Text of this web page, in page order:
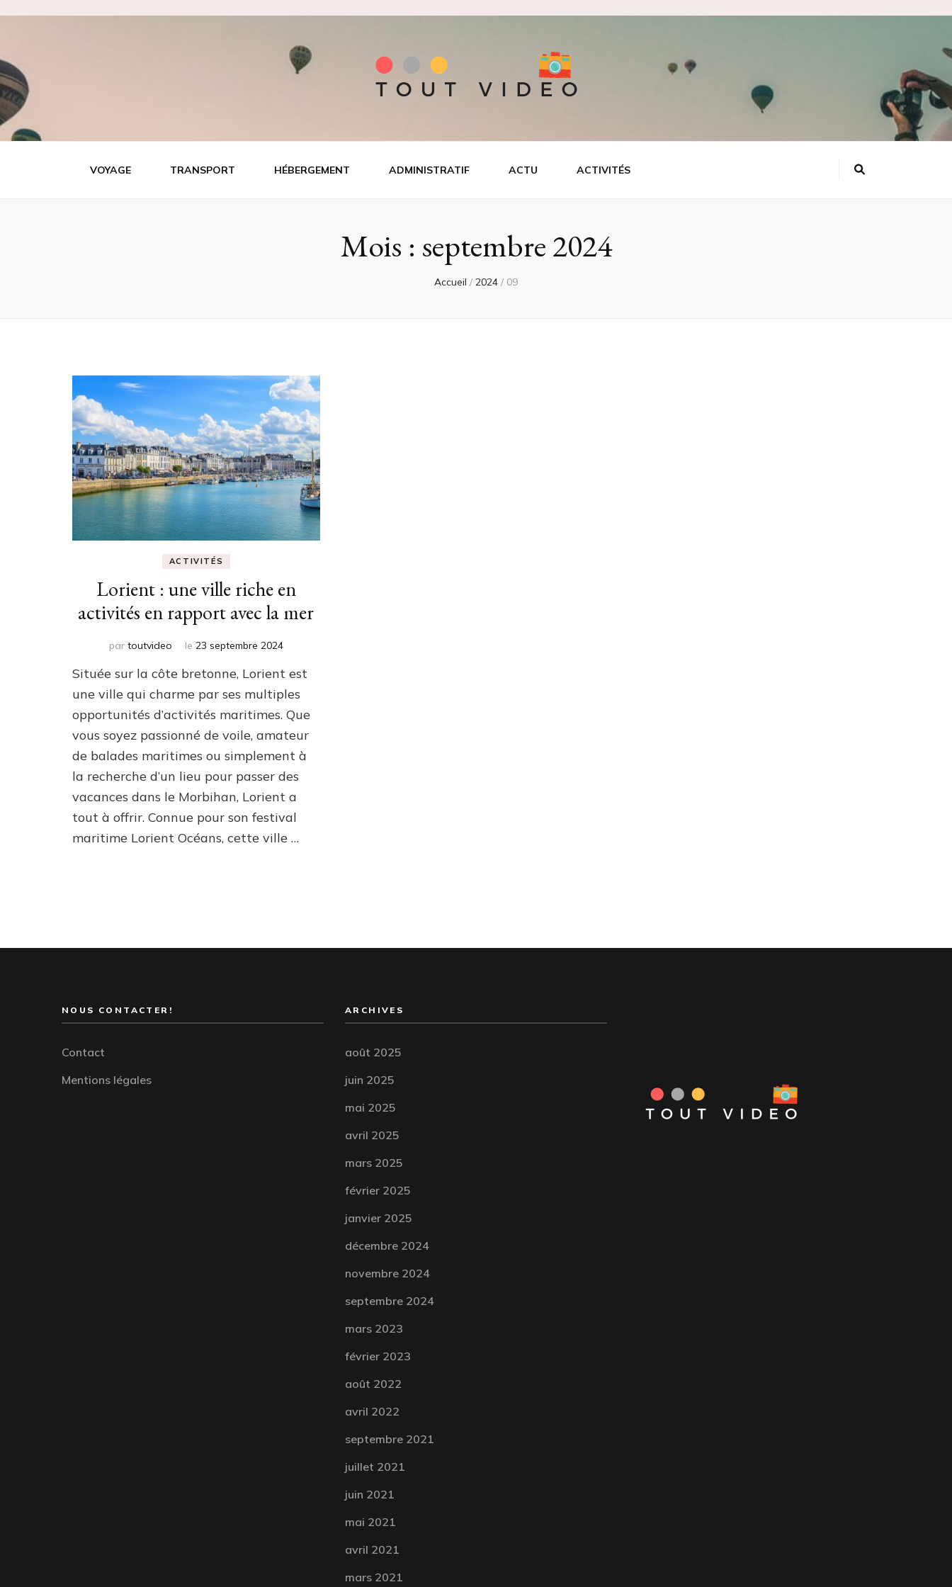
VOYAGE TRANSPORT HÉBERGEMENT ADMINISTRATIF ACTU ACTIVITÉS
Mois : septembre 2024
Accueil / 2024 / 09
ACTIVITÉS
Lorient : une ville riche en
activités en rapport avec la mer
par toutvideo le 23 septembre 2024
Située sur la côte bretonne, Lorient est
une ville qui charme par ses multiples
opportunités d’activités maritimes. Que
vous soyez passionné de voile, amateur
de balades maritimes ou simplement à
la recherche d’un lieu pour passer des
vacances dans le Morbihan, Lorient a
tout à offrir. Connue pour son festival
maritime Lorient Océans, cette ville …
NOUS CONTACTER!
Contact
Mentions légales
ARCHIVES
août 2025
juin 2025
mai 2025
avril 2025
mars 2025
février 2025
janvier 2025
décembre 2024
novembre 2024
septembre 2024
mars 2023
février 2023
août 2022
avril 2022
septembre 2021
juillet 2021
juin 2021
mai 2021
avril 2021
mars 2021